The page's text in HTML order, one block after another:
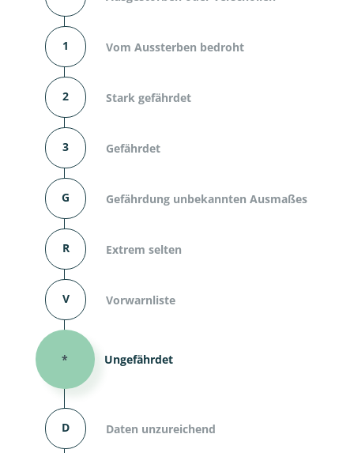
1 Vom Aussterben bedroht
2 Stark gefährdet
3 Gefährdet
G Gefährdung unbekannten Ausmaßes
R Extrem selten
V Vorwarnliste
* Ungefährdet
D Daten unzureichend